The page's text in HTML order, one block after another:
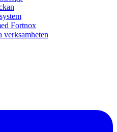
Fortnox
verksamheten